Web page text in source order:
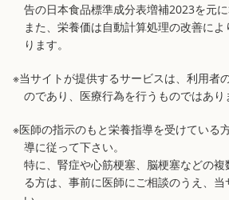
告の日本食品標準成分表増補2023を元に
また、栄養価は自動計算処理の改善に
ります。
※当サイトが提供するサービスは、利用者
のであり、医療行為を行うものではあり
※医師の指示のもと栄養指導を受けている
導に従って下さい。
特に、腎症や心筋梗塞、脳梗塞などの
る方は、事前に医師にご相談のうえ、当